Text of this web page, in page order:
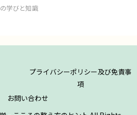
学びと知識
プライバシーポリシー及び免責事
項
お問い合わせ